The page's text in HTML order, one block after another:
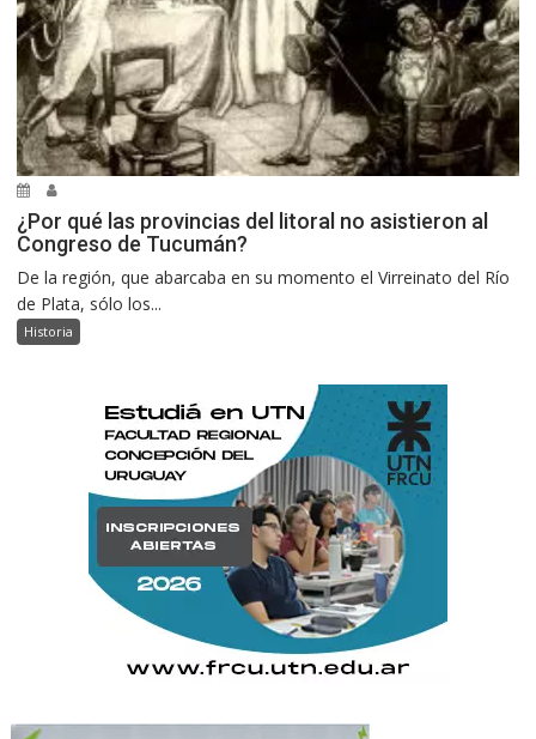
¿Por qué las provincias del litoral no asistieron al
Congreso de Tucumán?
De la región, que abarcaba en su momento el Virreinato del Río
de Plata, sólo los...
Historia